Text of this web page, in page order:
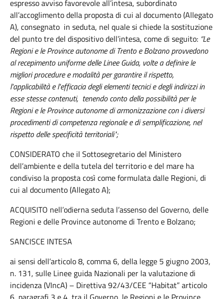
espresso avviso favorevole all’intesa, subordinato
all’accoglimento della proposta di cui al documento (Allegato
A), consegnato in seduta, nel quale si chiede la sostituzione
del punto tre del dispositivo dell’intesa, come di seguito: “Le
Regioni e le Province autonome di Trento e Bolzano provvedono
al recepimento uniforme delle Linee Guida, volte a definire le
migliori procedure e modalità per garantire il rispetto,
l'applicabilità e l'efficacia degli elementi tecnici e degli indirizzi in
esse stesse contenuti, tenendo conto della possibilità per le
Regioni e le Province autonome di armonizzazione con i diversi
procedimenti di competenza regionale e di semplificazione, nel
rispetto delle specificità territoriali";
CONSIDERATO che il Sottosegretario del Ministero
dell’ambiente e della tutela del territorio e del mare ha
condiviso la proposta così come formulata dalle Regioni, di
cui al documento (Allegato A);
ACQUISITO nell’odierna seduta l’assenso del Governo, delle
Regioni e delle Province autonome di Trento e Bolzano;
SANCISCE INTESA
ai sensi dell’articolo 8, comma 6, della legge 5 giugno 2003,
n. 131, sulle Linee guida Nazionali per la valutazione di
incidenza (VIncA) – Direttiva 92/43/CEE “Habitat” articolo